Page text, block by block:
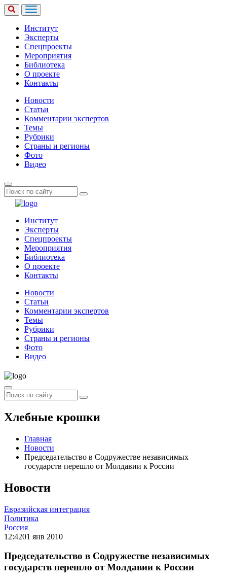
Институт
Эксперты
Спецпроекты
Мероприятия
Библиотека
О проекте
Контакты
Новости
Статьи
Комментарии экспертов
Темы
Рубрики
Страны и регионы
Фото
Видео
Институт
Эксперты
Спецпроекты
Мероприятия
Библиотека
О проекте
Контакты
Новости
Статьи
Комментарии экспертов
Темы
Рубрики
Страны и регионы
Фото
Видео
Хлебные крошки
Главная
Новости
Председательство в Содружестве независимых
государств перешло от Молдавии к России
Новости
Евразийская интеграция
Политика
Россия
12:4201 янв 2010
Председательство в Содружестве независимых
государств перешло от Молдавии к России